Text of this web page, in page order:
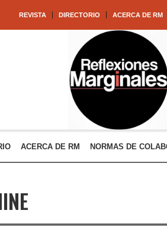
REVISTA DIRECTORIO ACERCA DE RM
ACERCA DE RM NORMAS DE